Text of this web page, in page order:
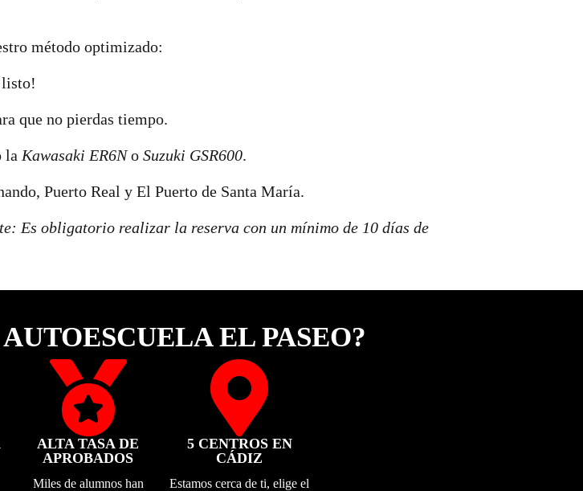
método optimizado:
que no pierdas tiempo.
la Kawasaki ER6NoSuzuki GSR600.
Puerto Real y El Puerto de Santa María.
Es obligatorio realizar la reserva con un mínimo de 10 días de
EL PASEO?

ALTA TASA DE
APROBADOS
Miles de alumnos han

5 CENTROS EN
CÁDIZ
Estamos cerca de ti, elige el